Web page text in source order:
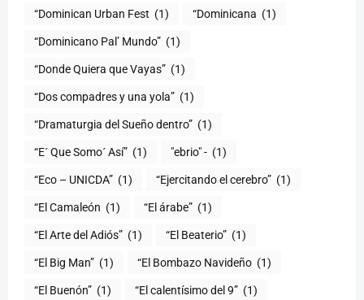
“Dominican Urban Fest (1) “Dominicana (1)
“Dominicano Pal’ Mundo” (1)
“Donde Quiera que Vayas” (1)
“Dos compadres y una yola” (1)
“Dramaturgia del Sueño dentro” (1)
“E´ Que Somo´ Así” (1) "ebrio" - (1)
“Eco – UNICDA” (1) “Ejercitando el cerebro” (1)
“El Camaleón (1) “El árabe” (1)
“El Arte del Adiós” (1) “El Beaterio” (1)
“El Big Man” (1) “El Bombazo Navideño (1)
“El Buenón” (1) “El calentísimo del 9” (1)